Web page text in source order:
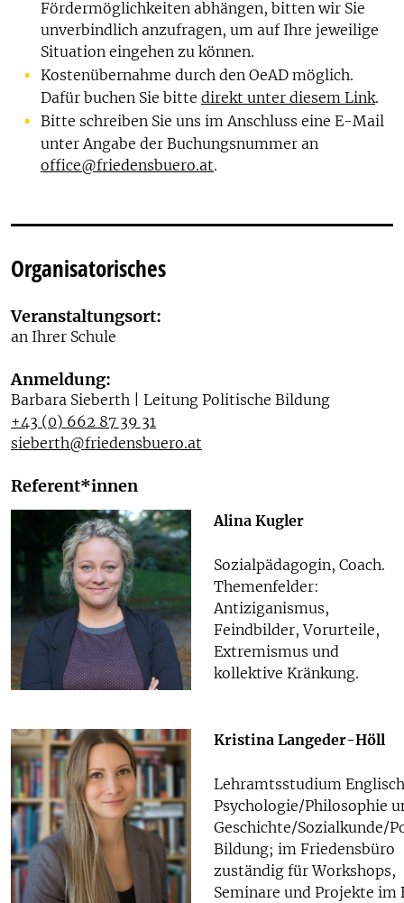
Fördermöglichkeiten abhängen, bitten wir Sie
unverbindlich anzufragen, um auf Ihre jeweilige
Situation eingehen zu können.
Kostenübernahme durch den OeAD möglich.
Dafür buchen Sie bitte direkt unter diesem Link.
Bitte schreiben Sie uns im Anschluss eine E-Mail
unter Angabe der Buchungsnummer an
office@friedensbuero.at.
Organisatorisches
Veranstaltungsort:
an Ihrer Schule
Anmeldung:
Barbara Sieberth | Leitung Politische Bildung
+43 (0) 662 87 39 31
sieberth@friedensbuero.at
Referent*innen
Alina Kugler
Sozialpädagogin, Coach.
Themenfelder:
Antiziganismus,
Feindbilder, Vorurteile,
Extremismus und
kollektive Kränkung.
Kristina Langeder-Höll
Lehramtsstudium
Psychologie/Philosophie
Geschichte/Sozialkunde/
Bildung; im Friedensbüro
zuständig für Workshops,
Seminare und Projekte im